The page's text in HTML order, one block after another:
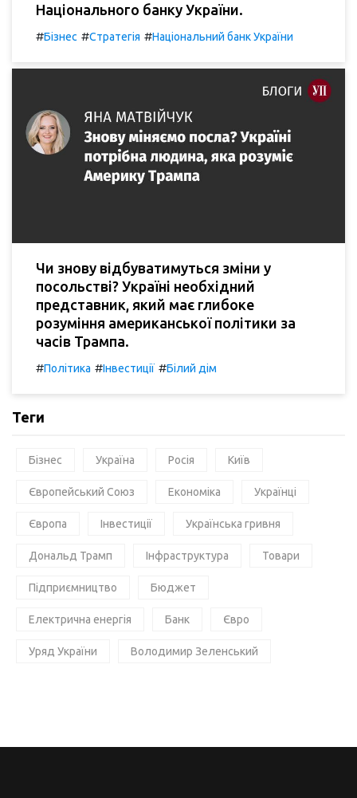
Національного банку України.
#Бізнес #Стратегія #Національний банк України
Чи знову відбуватимуться зміни у
посольстві? Україні необхідний
представник, який має глибоке
розуміння американської політики за
часів Трампа.
#Політика #Інвестиції #Білий дім
Теги
Бізнес Україна Росія Київ
Європейський Союз Економіка Українці
Європа Інвестиції Українська гривня
Дональд Трамп Інфраструктура Товари
Підприємництво Бюджет
Електрична енергія Банк Євро
Уряд України Володимир Зеленський